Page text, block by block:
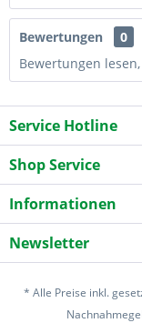
Bewertungen
0
Bewertungen
Service Hotline
Shop Service
Informationen
Newsletter
* Alle Preise inkl.